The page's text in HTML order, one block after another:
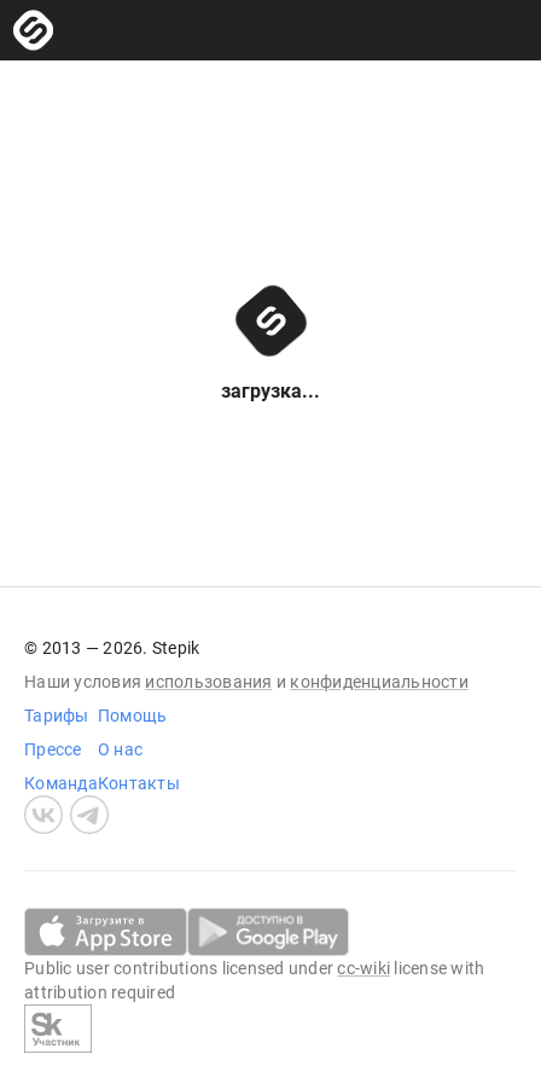
загрузка...
© 2013 — 2026. Stepik
Наши условия использования и конфиденциальности
Тарифы
Прессе
Команда
Помощь
О нас
Контакты
Public user contributions licensed undercc-wiki license with
attribution required